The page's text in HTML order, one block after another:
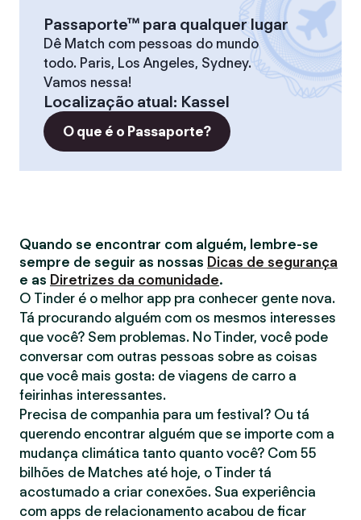
Passaporte™ para qualquer lugar
Dê Match com pessoas do mundo
todo. Paris, Los Angeles, Sydney.
Vamos nessa!
Localização atual: Kassel
O que é o Passaporte?
Quando se encontrar com alguém, lembre-se
sempre de seguir as nossas Dicas de segurança
e as Diretrizes da comunidade.
O Tinder é o melhor app pra conhecer gente nova.
Tá procurando alguém com os mesmos interesses
que você? Sem problemas. No Tinder, você pode
conversar com outras pessoas sobre as coisas
que você mais gosta: de viagens de carro a
feirinhas interessantes.
Precisa de companhia para um festival? Ou tá
querendo encontrar alguém que se importe com a
mudança climática tanto quanto você? Com 55
bilhões de Matches até hoje, o Tinder tá
acostumado a criar conexões. Sua experiência
com apps de relacionamento acabou de ficar